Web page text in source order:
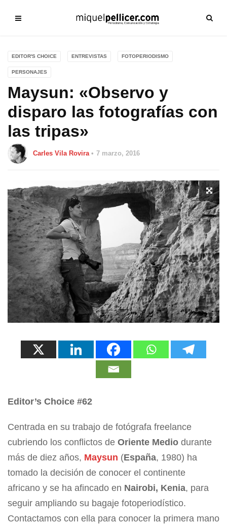
EDITOR'S CHOICE ENTREVISTAS FOTOPERIODISMO
PERSONAJES
Maysun: «Observo y
disparo las fotografías con
las tripas»
Carles Vila Rovira 7 marzo, 2016
Editor’s Choice #62
Centrada en su trabajo de fotógrafa freelance
cubriendo los conflictos de Oriente Medio durante
más de diez años, Maysun (España, 1980) ha
tomado la decisión de conocer el continente
africano y se ha afincado en Nairobi, Kenia, para
seguir ampliando su bagaje fotoperiodístico.
Contactamos con ella para conocer la primera mano